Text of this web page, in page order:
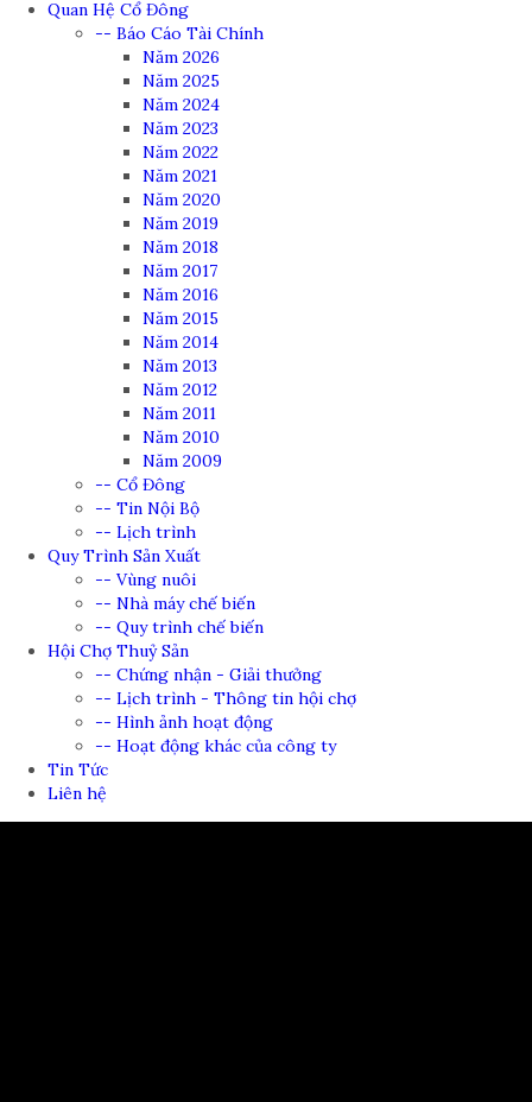
Quan Hệ Cổ Đông
-- Báo Cáo Tài Chính
Năm 2026
Năm 2025
Năm 2024
Năm 2023
Năm 2022
Năm 2021
Năm 2020
Năm 2019
Năm 2018
Năm 2017
Năm 2016
Năm 2015
Năm 2014
Năm 2013
Năm 2012
Năm 2011
Năm 2010
Năm 2009
-- Cổ Đông
-- Tin Nội Bộ
-- Lịch trình
Quy Trình Sản Xuất
-- Vùng nuôi
-- Nhà máy chế biến
-- Quy trình chế biến
Hội Chợ Thuỷ Sản
-- Chứng nhận - Giải thưởng
-- Lịch trình - Thông tin hội chợ
-- Hình ảnh hoạt động
-- Hoạt động khác của công ty
Tin Tức
Liên hệ